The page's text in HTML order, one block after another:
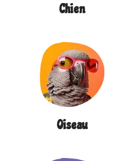
Chien
Oiseau